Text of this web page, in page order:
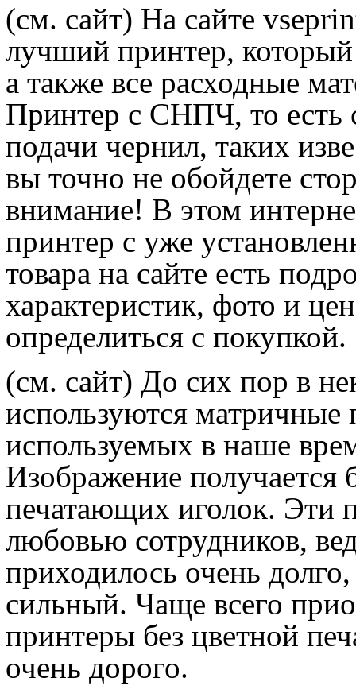
(см. сайт) На сайте
лучший принтер,
а также все расходные
Принтер с СНПЧ, то есть
подачи чернил, таких
вы точно не обойдете
внимание! В этом
принтер с уже
товара на сайте есть
характеристик, фото и
определиться с покупкой.
(см. сайт) До сих пор в
используются матричные
используемых в наше
Изображение получается
печатающих иголок. Эти
любовью сотрудников,
приходилось очень
сильный. Чаще всего
принтеры без цветной
очень дорого.